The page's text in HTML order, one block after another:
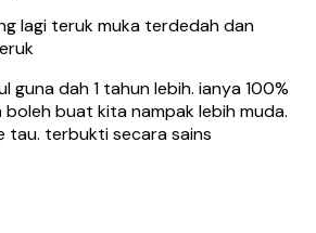
lagi teruk muka terdedah dan
guna dah 1 tahun lebih. ianya 100%
buat kita nampak lebih muda.
tau. terbukti secara sains